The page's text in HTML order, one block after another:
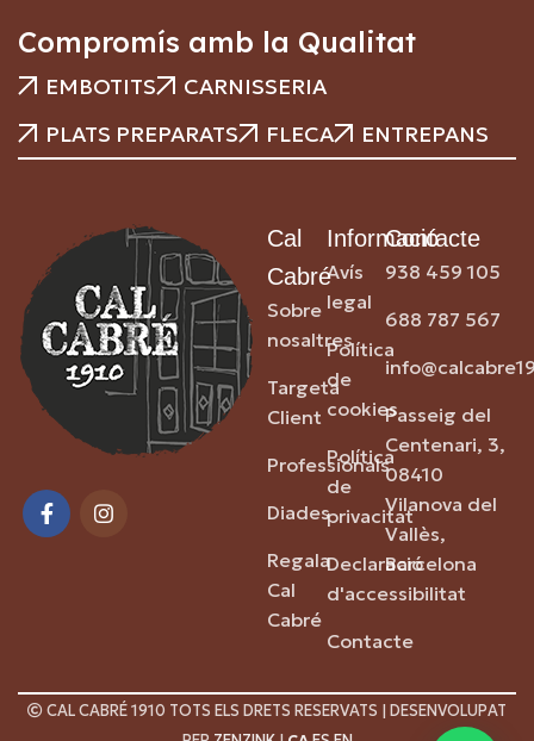
Compromís amb la Qualitat
EMBOTITS
CARNISSERIA
PLATS PREPARATS
FLECA ENTREPANS
Cal
Cabré
Sobre
nosaltres
Targeta
Client
Professionals
Diades
Regala
Cal
Cabré
Informació
Avís
legal
Política
de
cookies
Política
de
privacitat
Declaració
d'accessibilitat
Contacte
Contacte
938 459 105
688 787 567
Passeig del
Centenari, 3,
08410
Vilanova del
Vallès,
Barcelona
CAL CABRÉ 1910 TOTS ELS DRETS RESERVATS | DESENVOLUPAT